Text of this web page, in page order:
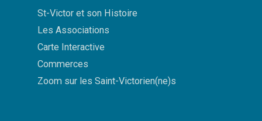
St-Victor et son Histoire
Les Associations
Carte Interactive
Commerces
Zoom sur les Saint-Victorien(ne)s